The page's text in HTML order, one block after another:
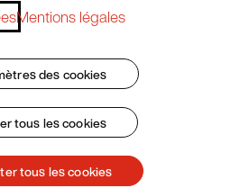
Protection des données
Mentions légales
des cookies
tous les cookies
tous les cookies